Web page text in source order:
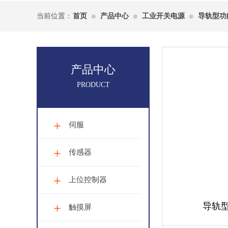
当前位置： 首页 ⊙ 产品中心 ⊙ 工业开关电源 ⊙ 导轨型
导轨
伺服
传感器
上位控制器
触摸屏
PRODUCT
产品中心